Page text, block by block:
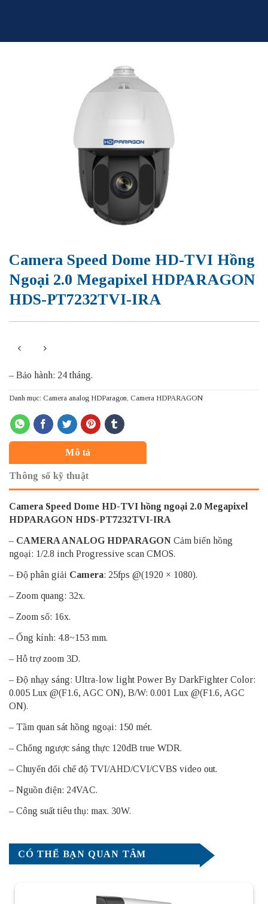
Camera Speed Dome HD-TVI Hồng
Ngoại 2.0 Megapixel HDPARAGON
HDS-PT7232TVI-IRA
– Bảo hành: 24 tháng.
Danh mục: Camera analog HDParagon Camera HDPARAGON
Mô tả
Thông số kỹ thuật
Camera Speed Dome HD-TVI hồng ngoại 2.0 Megapixel
HDPARAGON HDS-PT7232TVI-IRA
– CAMERA ANALOG HDPARAGON Cảm biến hồng
ngoại: 1/2.8 inch Progressive scan CMOS.
– Độ phân giải Camera: 25fps @(1920 × 1080).
– Zoom quang: 32x.
– Zoom số: 16x.
– Ống kính: 4.8~153 mm.
– Hỗ trợ zoom 3D.
– Độ nhạy sáng: Ultra-low light Power By DarkFighter Color:
0.005 Lux @(F1.6, AGC ON), B/W: 0.001 Lux @(F1.6, AGC
ON).
– Tầm quan sát hồng ngoại: 150 mét.
– Chống ngược sáng thực 120dB true WDR.
– Chuyển đổi chế độ TVI/AHD/CVI/CVBS video out.
– Nguồn điện: 24VAC.
– Công suất tiêu thụ: max. 30W.
CÓ THỂ BẠN QUAN TÂM